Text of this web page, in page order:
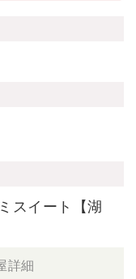
スイート【湖
詳細